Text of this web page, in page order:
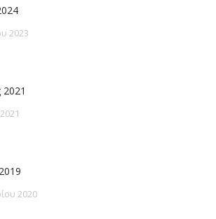
2023
2021
2020